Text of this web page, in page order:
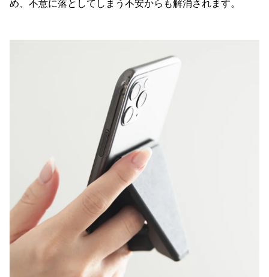
め、不意に落としてしまう不安からも解消されます。